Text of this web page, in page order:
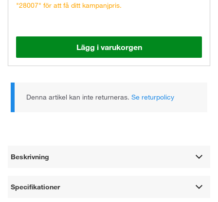
"28007" för att få ditt kampanjpris.
Lägg i varukorgen
Denna artikel kan inte returneras.Se returpolicy
Beskrivning
Specifikationer